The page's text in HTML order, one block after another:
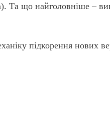
Та що найголовніше –
підкорення нових